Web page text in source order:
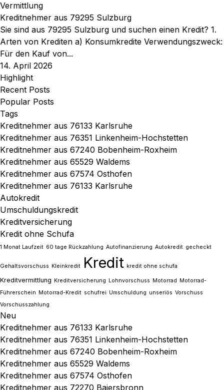
Vermittlung
Kreditnehmer aus 79295 Sulzburg
Sie sind aus 79295 Sulzburg und suchen einen Kredit? 1.
Arten von Krediten a) Konsumkredite Verwendungszweck:
Für den Kauf von...
14. April 2026
Highlight
Recent Posts
Popular Posts
Tags
Kreditnehmer aus 76133 Karlsruhe
Kreditnehmer aus 76351 Linkenheim-Hochstetten
Kreditnehmer aus 67240 Bobenheim-Roxheim
Kreditnehmer aus 65529 Waldems
Kreditnehmer aus 67574 Osthofen
Kreditnehmer aus 76133 Karlsruhe
Autokredit
Umschuldungskredit
Kreditversicherung
Kredit ohne Schufa
1 Monat Laufzeit 60 tage Rückzahlung Autofinanzierung Autokredit gecheckt
Gehaltsvorschuss Kleinkredit Kredit kredit ohne schufa
Kreditvermittlung Kreditversicherung Lohnvorschuss Motorrad Motorrad-
Führerschein Motorrad-Kredit schufrei Umschuldung unseriös Vorschuss
Vorschusszahlung
Neu
Kreditnehmer aus 76133 Karlsruhe
Kreditnehmer aus 76351 Linkenheim-Hochstetten
Kreditnehmer aus 67240 Bobenheim-Roxheim
Kreditnehmer aus 65529 Waldems
Kreditnehmer aus 67574 Osthofen
Kreditnehmer aus 72270 Baiersbronn